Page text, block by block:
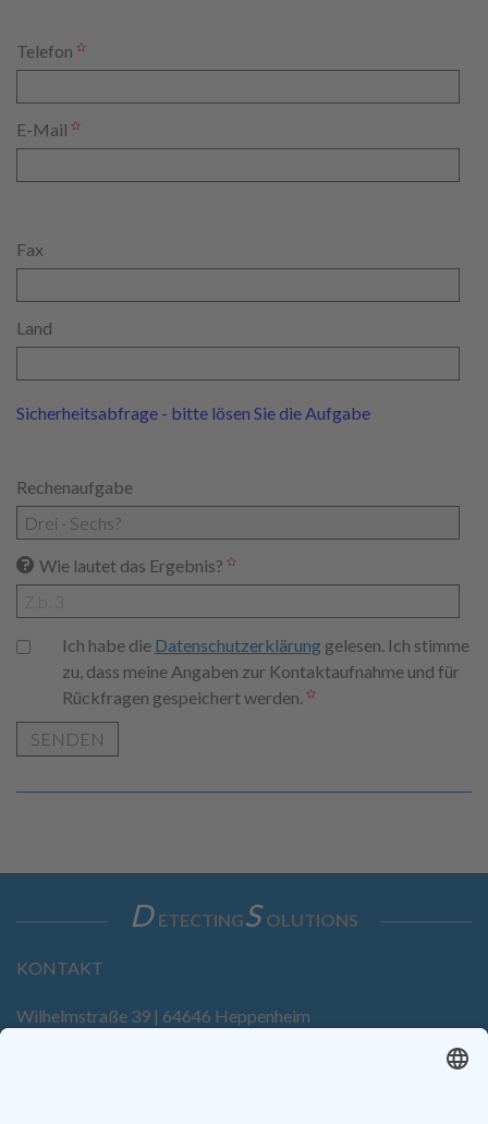
Telefon
E-Mail
Fax
Land
Sicherheitsabfrage - bitte lösen Sie die Aufgabe
Rechenaufgabe
Wie lautet das Ergebnis?
Ich habe die Datenschutzerklärunggelesen. Ich stimme
zu, dass meine Angaben zur Kontaktaufnahme und für
Rückfragen gespeichert werden.
SENDEN
D ETECTINGS OLUTIONS
KONTAKT
Wilhelmstraße 39 | 64646 Heppenheim